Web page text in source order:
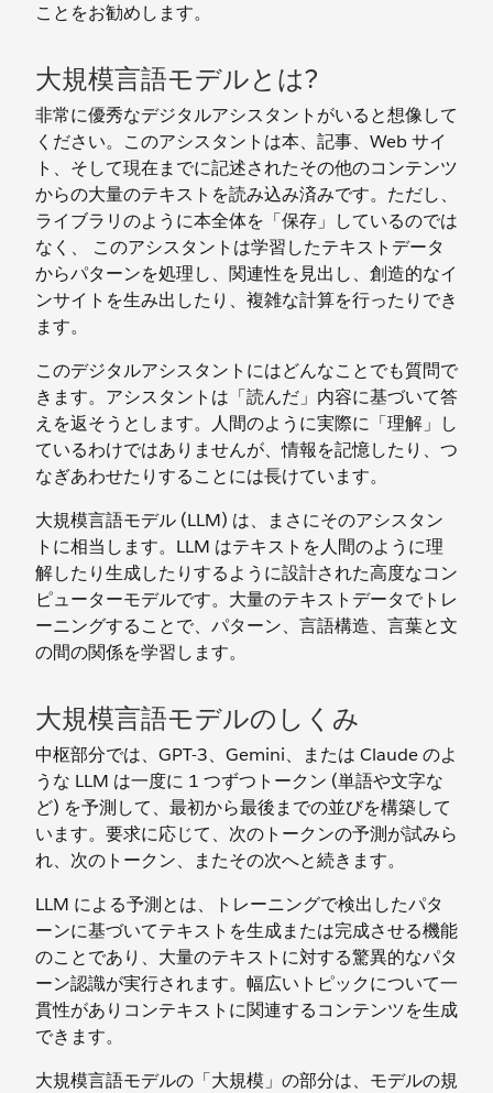
ことをお勧めします。
大規模言語モデルとは?
非常に優秀なデジタルアシスタントがいると想像して
ください。このアシスタントは本、記事、Web サイ
ト、そして現在までに記述されたその他のコンテンツ
からの大量のテキストを読み込み済みです。ただし、
ライブラリのように本全体を「保存」しているのでは
なく、 このアシスタントは学習したテキストデータ
からパターンを処理し、関連性を見出し、創造的なイ
ンサイトを生み出したり、複雑な計算を行ったりでき
ます。
このデジタルアシスタントにはどんなことでも質問で
きます。アシスタントは「読んだ」内容に基づいて答
えを返そうとします。人間のように実際に「理解」し
ているわけではありませんが、情報を記憶したり、つ
なぎあわせたりすることには長けています。
大規模言語モデル (LLM) は、まさにそのアシスタン
トに相当します。LLM はテキストを人間のように理
解したり生成したりするように設計された高度なコン
ピューターモデルです。大量のテキストデータでトレ
ーニングすることで、パターン、言語構造、言葉と文
の間の関係を学習します。
大規模言語モデルのしくみ
中枢部分では、GPT-3、Gemini、または Claude のよ
うな LLM は一度に 1 つずつトークン (単語や文字な
ど) を予測して、最初から最後までの並びを構築して
います。要求に応じて、次のトークンの予測が試みら
れ、次のトークン、またその次へと続きます。
LLM による予測とは、トレーニングで検出したパタ
ーンに基づいてテキストを生成または完成させる機能
のことであり、大量のテキストに対する驚異的なパタ
ーン認識が実行されます。幅広いトピックについて一
貫性がありコンテキストに関連するコンテンツを生成
できます。
大規模言語モデルの「大規模」の部分は、モデルの規